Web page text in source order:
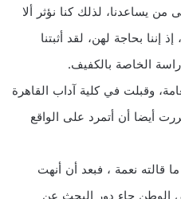
من يساعدنا، لذلك كنا نؤثر ألا
بحاجة لهن، لقد أثبتنا
الخاصة بالكفيف.
وقبلت في كلية آداب القاهرة
أيضا أن أتمرد على الواقع
قالته نعمة ، فبعد أن أنهت